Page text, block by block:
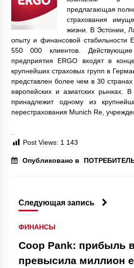
предлагающая
страхования
жизни. В Эстонии,
опыту и финансовой стабильности
550 000 клиентов.
предприятия ERGO входят в
крупнейших страховых групп в
представлен более чем в 30
европейских и азиатских рынках.
принадлежит одному из
перестрахования Munich Re,
.
Post Views: 1 143
Опубликовано в
Следующая запись
ФИНАНСЫ
Coop Pank: прибыль
превысила миллион